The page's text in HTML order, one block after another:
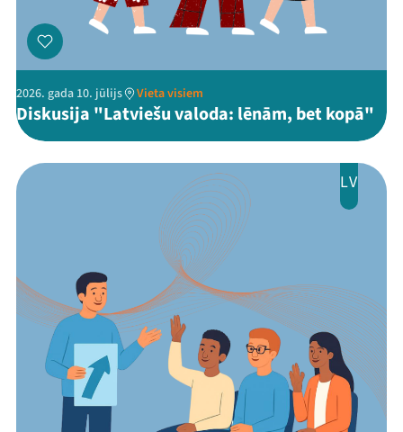
2026. gada 10. jūlijs Vieta visiem
Diskusija "Latviešu valoda: lēnām, bet kopā"
LV